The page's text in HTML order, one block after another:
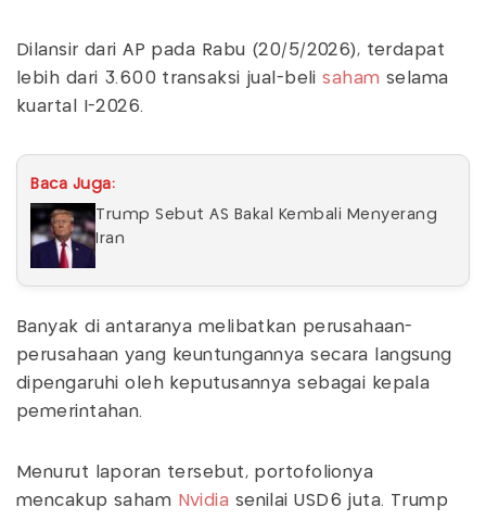
Dilansir dari AP pada Rabu (20/5/2026), terdapat
lebih dari 3.600 transaksi jual-belisaham selama
kuartal I-2026.
Baca Juga:
Trump Sebut AS Bakal Kembali Menyerang
Iran
Banyak di antaranya melibatkan perusahaan-
perusahaan yang keuntungannya secara langsung
dipengaruhi oleh keputusannya sebagai kepala
pemerintahan.
Menurut laporan tersebut, portofolionya
mencakup saham Nvidia senilai USD6 juta. Trump